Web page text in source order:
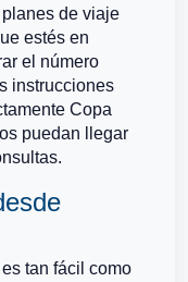
de viaje
estés en
el número
instrucciones
Copa
puedan llegar
tan fácil como